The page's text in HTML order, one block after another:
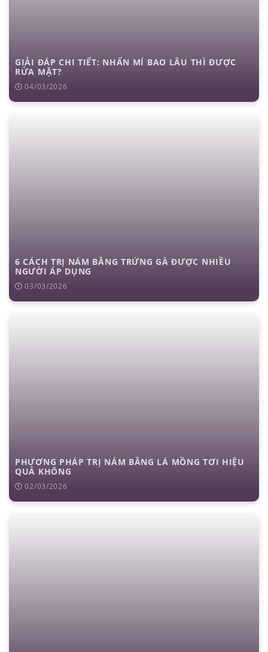
GIẢI ĐÁP CHI TIẾT: NHẤN MÍ BAO LÂU THÌ ĐƯỢC
RỬA MẶT?
04/03/2026
6 CÁCH TRỊ NÁM BẰNG TRỨNG GÀ ĐƯỢC NHIỀU
NGƯỜI ÁP DỤNG
03/03/2026
PHƯƠNG PHÁP TRỊ NÁM BẰNG LÁ MỒNG TƠI HIỆU
QUẢ KHÔNG
02/03/2026